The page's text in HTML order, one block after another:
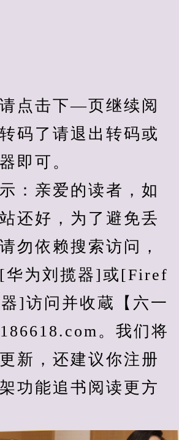
点击下—页继续阅
码了请退出转码或
即可。
亲爱的读者，如
还好，为了避免丢
勿依赖搜索访问，
华为刘揽器]或[Firef
]访问并收蔵【六一
。我们将
新，还建议你注册
功能追书阅读更方